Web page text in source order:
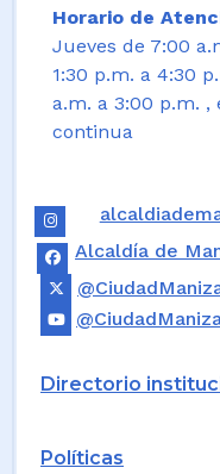
Horario de
Jueves de 7:00
1:30 p.m. a 4:30
a.m. a 3:00 p.m. ,
continua
Alcaldía de
Directorio
Políticas